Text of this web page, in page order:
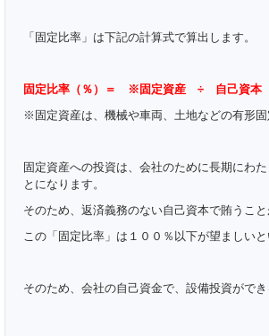
「固定比率」は下記の計算式で算出します。
固定比率（％）＝ ※固定資産 ÷ 自己資
※固定資産は、機械や車両、土地などの有形
固定資産への投資は、会社のために長期にわ
とになります。
そのため、返済義務のない自己資本で賄うこと
この「固定比率」は１００％以下が望ましいと
そのため、会社の自己資金で、設備投資がで